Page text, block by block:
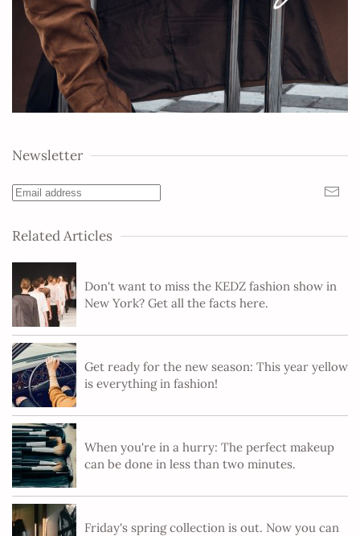
Newsletter
Related Articles
Don't want to miss the KEDZ fashion show in
New York? Get all the facts here.
Get ready for the new season: This year yellow
is everything in fashion!
When you're in a hurry: The perfect makeup
can be done in less than two minutes.
Friday's spring collection is out. Now you can